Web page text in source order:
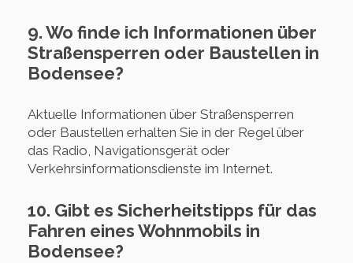
9. Wo finde ich Informationen über
Straßensperren oder Baustellen in
Bodensee?
Aktuelle Informationen über Straßensperren
oder Baustellen erhalten Sie in der Regel über
das Radio, Navigationsgerät oder
Verkehrsinformationsdienste im Internet.
10. Gibt es Sicherheitstipps für das
Fahren eines Wohnmobils in
Bodensee?